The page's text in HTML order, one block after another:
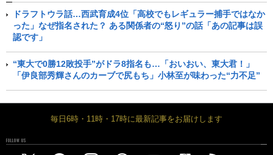
ドラフトウラ話…西武育成4位「高校でもレギュラー捕手ではなか
った」なぜ指名された？ ある関係者の“怒り”の話「あの記事は誤
認です」
“東大で0勝12敗投手”がドラ8指名も…「おいおい、東大君！」
「伊良部秀輝さんのカーブで尻もち」小林至が味わった“力不足”
毎日6時・11時・17時に最新記事をお届けします
FOLLOW US